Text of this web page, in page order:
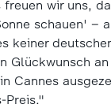
wir uns,
schauen' –
keiner
Glückwunsch
Cannes
Preis."